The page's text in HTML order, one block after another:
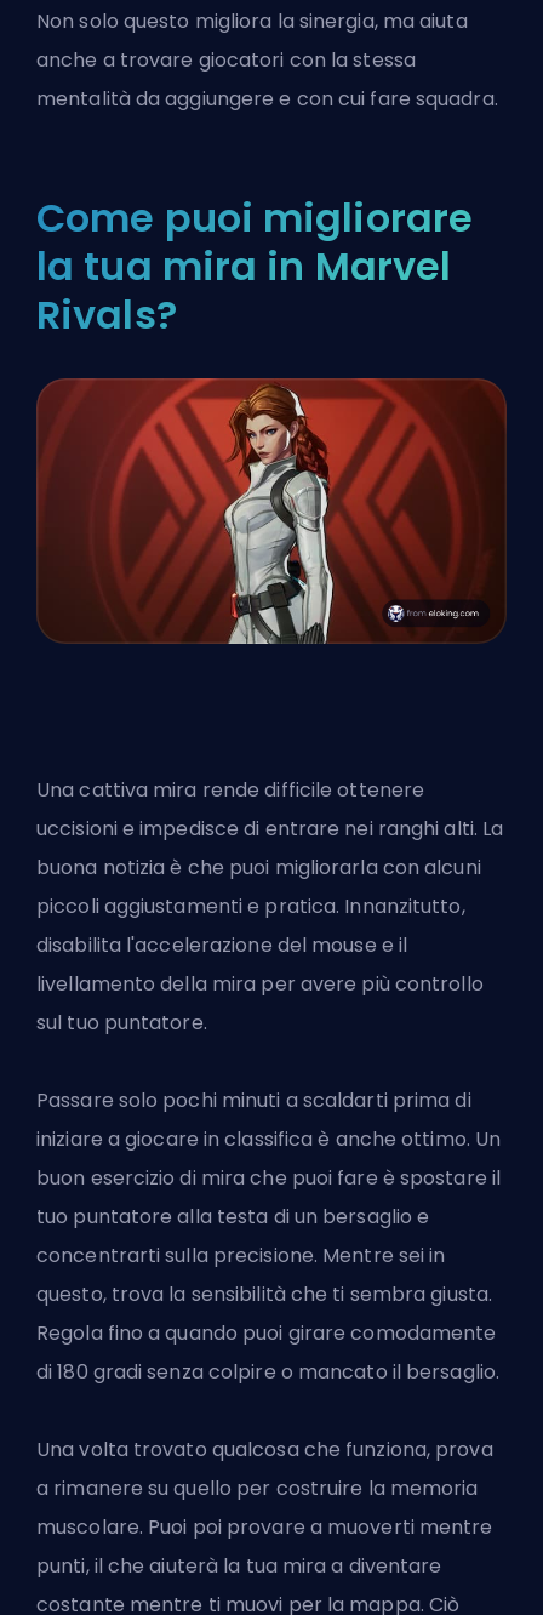
Non solo questo migliora la sinergia, ma aiuta
anche a trovare giocatori con la stessa
mentalità da aggiungere e con cui fare squadra.
Come puoi migliorare
la tua mira in Marvel
Rivals?
Una cattiva mira rende difficile ottenere
uccisioni e impedisce di entrare nei ranghi alti. La
buona notizia è che puoi migliorarla con alcuni
piccoli aggiustamenti e pratica. Innanzitutto,
disabilita l'accelerazione del mouse e il
livellamento della mira per avere più controllo
sul tuo puntatore.
Passare solo pochi minuti a scaldarti prima di
iniziare a giocare in classifica è anche ottimo. Un
buon esercizio di mira che puoi fare è spostare il
tuo puntatore alla testa di un bersaglio e
concentrarti sulla precisione. Mentre sei in
questo, trova la sensibilità che ti sembra giusta.
Regola fino a quando puoi girare comodamente
di 180 gradi senza colpire o mancato il bersaglio.
Una volta trovato qualcosa che funziona, prova
a rimanere su quello per costruire la memoria
muscolare. Puoi poi provare a muoverti mentre
punti, il che aiuterà la tua mira a diventare
costante mentre ti muovi per la mappa. Ciò